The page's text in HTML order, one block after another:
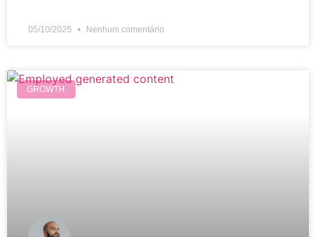
05/10/2025 Nenhum comentário
GROWTH